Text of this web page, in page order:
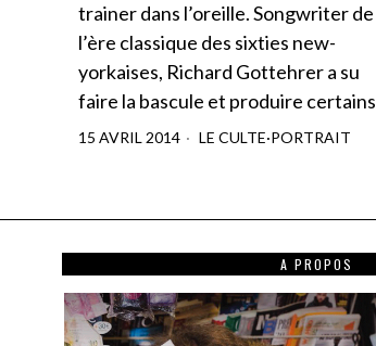
trainer dans l’oreille. Songwriter de
l’ère classique des sixties new-
yorkaises, Richard Gottehrer a su
faire la bascule et produire certains
15 AVRIL 2014 LE CULTE·PORTRAIT
A PROPOS